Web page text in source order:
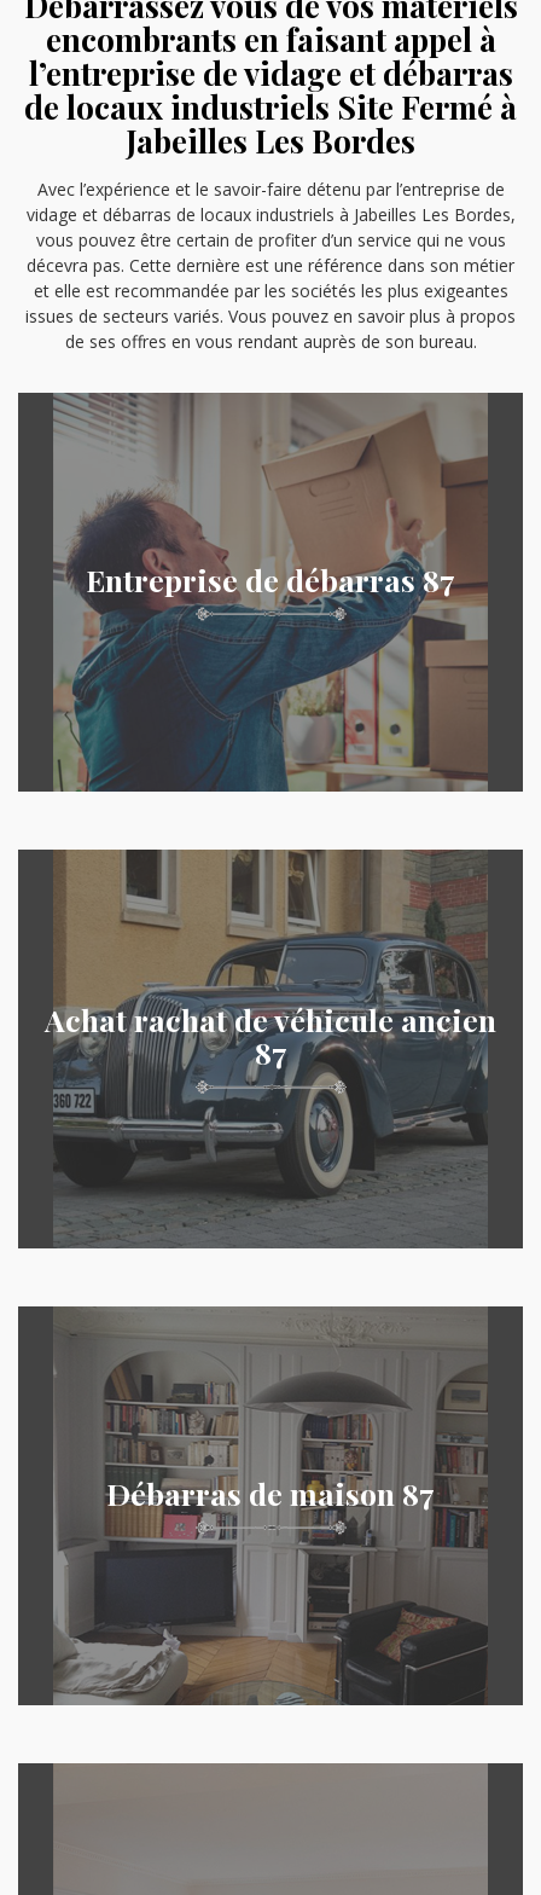
encombrants en faisant appel à
l’entreprise de vidage et débarras
de locaux industriels Site Fermé à
Jabeilles Les Bordes
Avec l’expérience et le savoir-faire détenu par l’entreprise de
vidage et débarras de locaux industriels à Jabeilles Les Bordes,
vous pouvez être certain de profiter d’un service qui ne vous
décevra pas. Cette dernière est une référence dans son métier
et elle est recommandée par les sociétés les plus exigeantes
issues de secteurs variés. Vous pouvez en savoir plus à propos
de ses offres en vous rendant auprès de son bureau.
Entreprise de débarras 87
Achat rachat de véhicule ancien
87
Débarras de maison 87